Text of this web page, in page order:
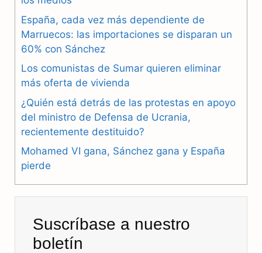
c
e
b
o
k
e
g
r
m
A
p
España, cada vez más dependiente de
Marruecos: las importaciones se disparan un
60% con Sánchez
Los comunistas de Sumar quieren eliminar
más oferta de vivienda
¿Quién está detrás de las protestas en apoyo
del ministro de Defensa de Ucrania,
recientemente destituido?
Mohamed VI gana, Sánchez gana y España
pierde
Suscríbase a nuestro
boletín